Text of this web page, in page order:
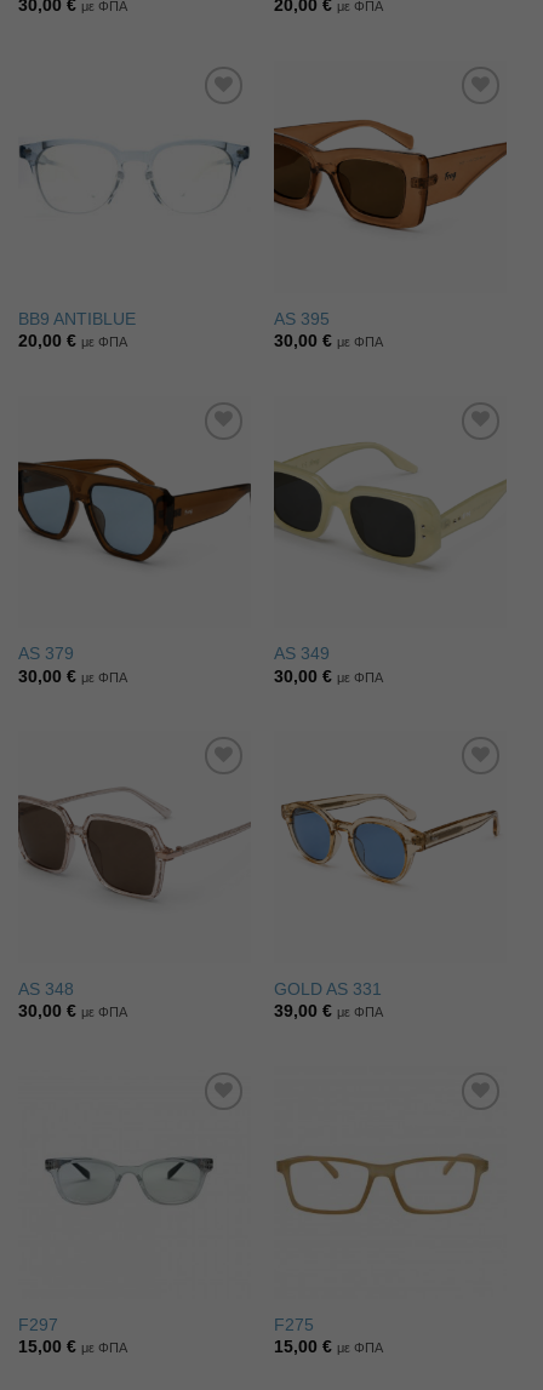
30,00 € με ΦΠΑ
20,00€ με ΦΠΑ
επιθυμιών
BB9 ANTIBLUE
20,00 € με ΦΠΑ
επιθυμιών
AS 395
30,00€ με ΦΠΑ
επιθυμιών
AS 379
30,00 € με ΦΠΑ
επιθυμιών
AS 349
30,00€ με ΦΠΑ
επιθυμιών
AS 348
30,00 € με ΦΠΑ
στην λίστα
επιθυμιών
GOLD AS 331
39,00€ με ΦΠΑ
επιθυμιών
F297
15,00 € με ΦΠΑ
επιθυμιών
F275
15,00€ με ΦΠΑ